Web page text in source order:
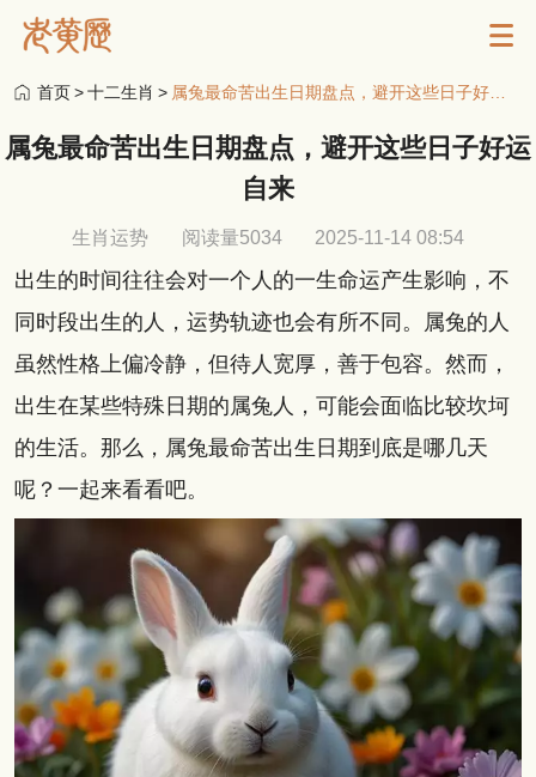
首页>十二生肖 > 属兔最命苦出生日期盘点，避开这些日子好运自来
属兔最命苦出生日期盘点，避开这些日子好运
自来
生肖运势 阅读量5034 2025-11-14 08:54
出生的时间往往会对一个人的一生命运产生影响，不
同时段出生的人，运势轨迹也会有所不同。属兔的人
虽然性格上偏冷静，但待人宽厚，善于包容。然而，
出生在某些特殊日期的属兔人，可能会面临比较坎坷
的生活。那么，属兔最命苦出生日期到底是哪几天
呢？一起来看看吧。